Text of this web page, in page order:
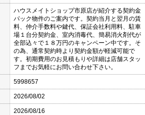
ハウスメイトショップ市原店が紹介する契約金
パック物件のご案内です。契約当月と翌月の賃
料、仲介手数料や鍵代、保証会社利用料、駐車
場１台分契約金、室内消毒代、簡易消火剤代が
全部込々で１８万円のキャンペーン中です。そ
の為、通常契約時より契約金額が軽減可能で
す。初期費用のお見積もりや詳細は店舗スタッ
フまでお気軽にお問い合わせ下さい。
5998657
2026/08/02
2026/08/16